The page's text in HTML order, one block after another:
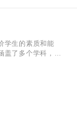
学生的素质和能
了多个学科，包
广义